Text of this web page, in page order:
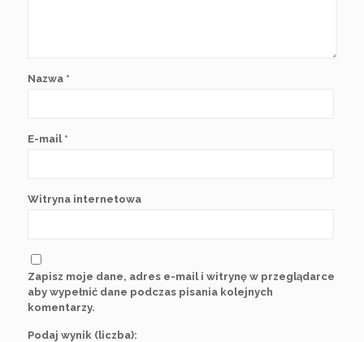
Nazwa *
E-mail *
Witryna internetowa
Zapisz moje dane, adres e-mail i witrynę w przeglądarce
aby wypełnić dane podczas pisania kolejnych
komentarzy.
Podaj wynik (liczba):